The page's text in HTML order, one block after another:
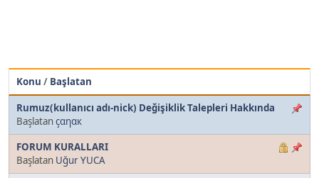
Konu / Başlatan
Rumuz(kullanıcı adı-nick) Değişiklik Talepleri Hakkında
Başlatançαηαк
FORUM KURALLARI
Başlatan Uğur YUCA